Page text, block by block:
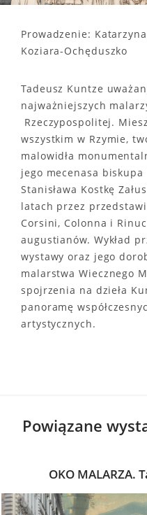
Prowadzenie:
Koziara-Ochęduszko
Tadeusz Kuntze
najważniejszych
Rzeczypospolitej.
wszystkim w Rzymie,
malowidła
jego mecenasa
Stanisława Kostkę
latach przez
Corsini, Colonna i
augustianów. Wykład
wystawy oraz jego
malarstwa Wiecznego
spojrzenia na dzieła
panoramę
artystycznych.
Powiązane
OKO MALARZA.